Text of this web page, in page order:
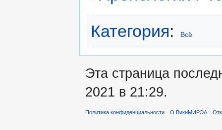
Категория: Всё
Эта страница
2021 в 21:29.
Политика конфиденциальности О ВикиМИРЭА